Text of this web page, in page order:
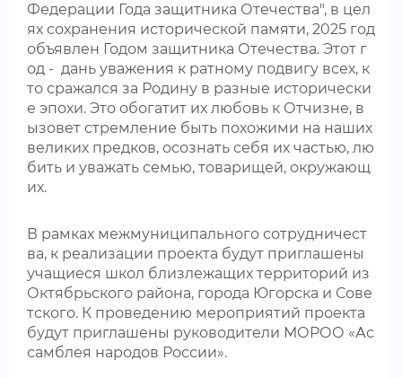
Федерации Года защитника Отечества", в цел
ях сохранения исторической памяти, 2025 год
объявлен Годом защитника Отечества. Этот г
од - дань уважения к ратному подвигу всех, к
то сражался за Родину в разные исторически
е эпохи. Это обогатит их любовь к Отчизне, в
ызовет стремление быть похожими на наших
великих предков, осознать себя их частью, лю
бить и уважать семью, товарищей, окружающ
их.
В рамках межмуниципального сотрудничест
ва, к реализации проекта будут приглашены
учащиеся школ близлежащих территорий из
Октябрьского района, города Югорска и Сове
тского. К проведению мероприятий проекта
будут приглашены руководители МОРОО «Ас
самблея народов России».